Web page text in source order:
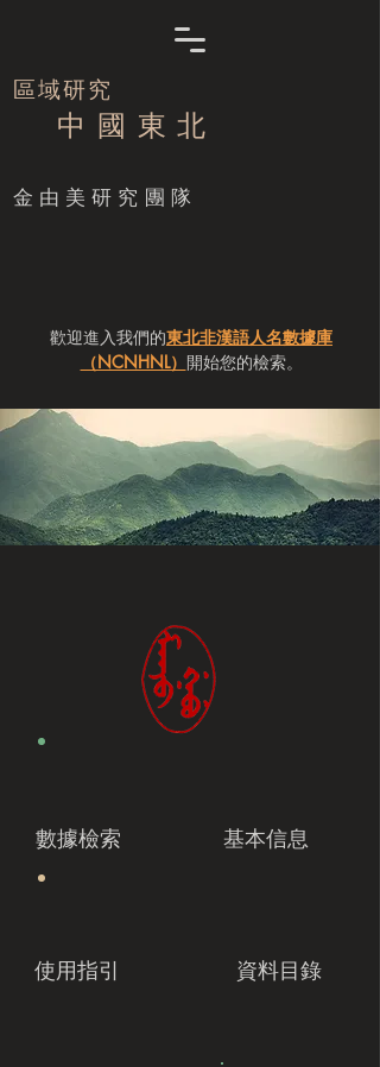
區域研究
中 國 東 北
​金由美研究團隊
歡迎進入我們的東北非漢語人名數據庫
（NCNHNL） 開始您的檢索。
數據檢索 基本信息
使用指引 資料目錄